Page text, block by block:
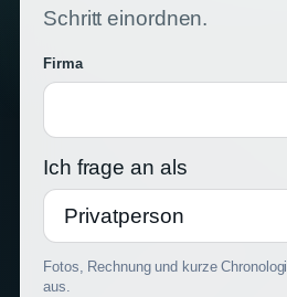
Schritt einordnen.
Firma
Ich frage an als
Fotos, Rechnung und kurze
aus.